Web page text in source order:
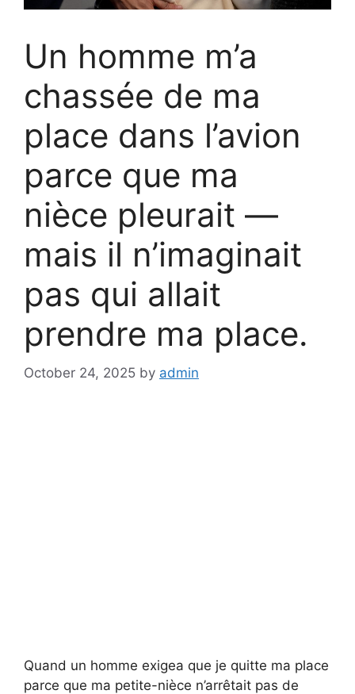
Un homme m’a
chassée de ma
place dans l’avion
parce que ma
nièce pleurait —
mais il n’imaginait
pas qui allait
prendre ma place.
October 24, 2025 by admin
Quand un homme exigea que je quitte ma place
parce que ma petite-nièce n’arrêtait pas de